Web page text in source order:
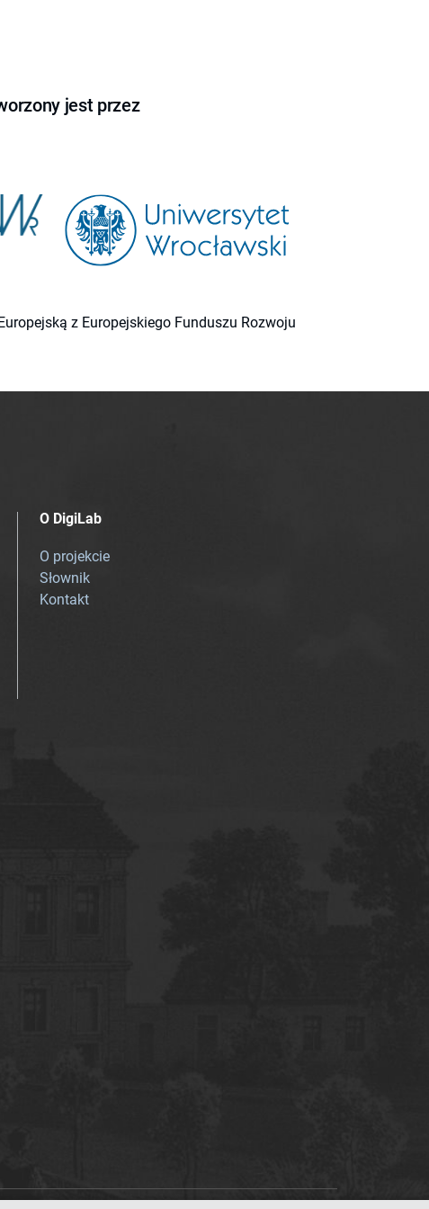
jest przez
z Europejskiego Funduszu Rozwoju
O DigiLab
O projekcie
Słownik
Kontakt